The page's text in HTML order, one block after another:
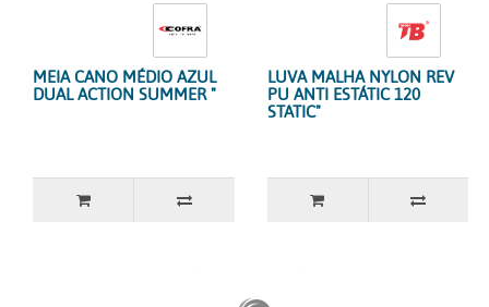
MEIA CANO MÉDIO AZUL
DUAL ACTION SUMMER "
LUVA MALHA NYLON REV
PU ANTI ESTÁTIC 120
STATIC"